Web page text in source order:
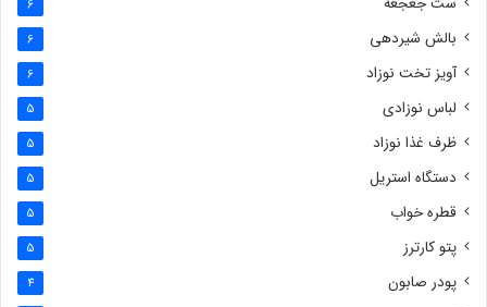
6
بالش شیردهی 6
آویز تخت نوزاد 6
لباس نوزادی 5
ظرف غذا نوزاد 5
دستگاه استریل 5
قطره خواب 5
پتو کارترز 5
پودر صابون 4